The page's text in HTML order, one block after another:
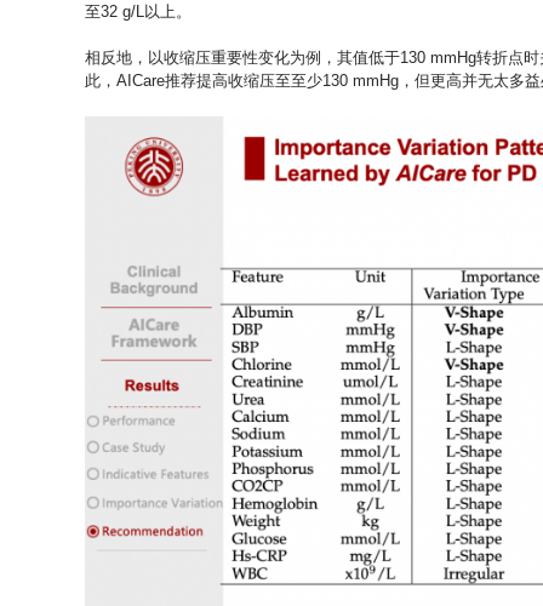
至32 g/L以上。
相反地，以收缩压重要性变化为例，其值低于130 mmHg转折点
此，AICare推荐提高收缩压至至少130 mmHg，但更高并无太多